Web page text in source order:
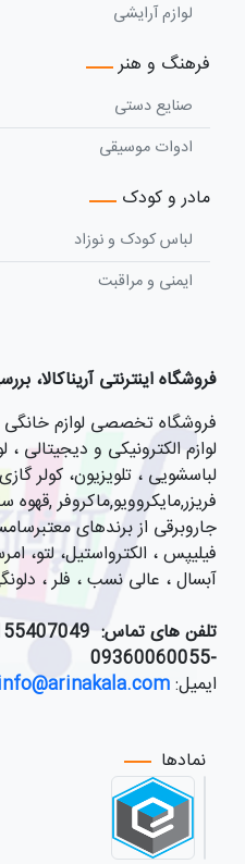
فروشگاه اینترنتی آریناکالا،
فروشگاه تخصصی لوازم خانگی
لوازم الکترونیکی و دیجیتالی
لباسشویی ، تلویزیون، کولر
فریزر,مایکروویو,ماکروفر
جاروبرقی از برندهای
فیلیپس ، الکترواستیل، لتو،
آبسال ، عالی نسب ، فلر ،
تلفن های تماس:
-09360060055
ایمیل:
نمادها
لوازم آرایشی
فرهنگ و هنر
صنایع دستی
ادوات موسیقی
مادر و کودک
لباس کودک و نوزاد
ایمنی و مراقبت